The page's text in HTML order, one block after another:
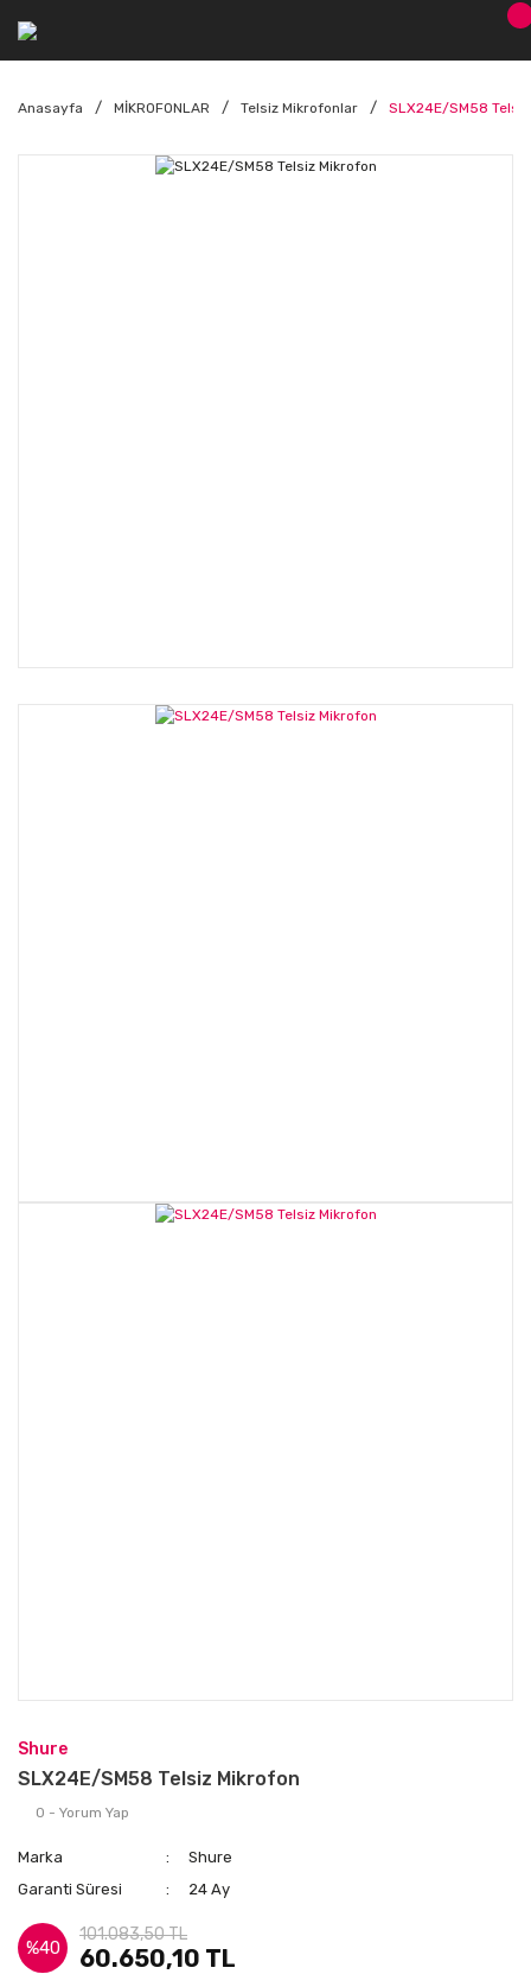
Anasayfa MİKROFONLAR Telsiz Mikrofonlar SLX24E/SM58
Shure
SLX24E/SM58 Telsiz Mikrofon
0 - Yorum Yap
Marka
Shure
Garanti Süresi
24 Ay
%40
101.083,50 TL
60.650,10 TL